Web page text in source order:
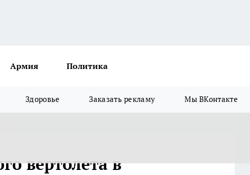
Армия Политика
Здоровье Заказать рекламу Мы ВКонтакте
вертолета в